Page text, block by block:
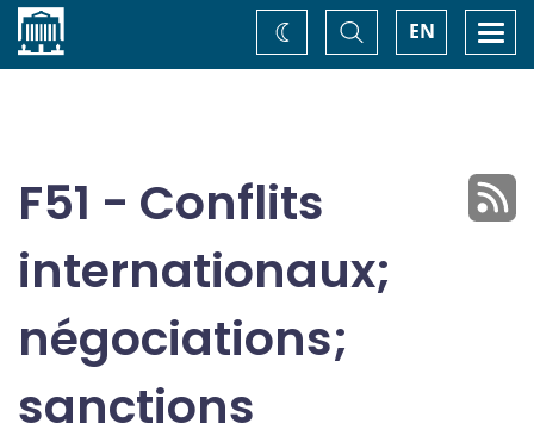
Accueil EN
Basculer
la
recherche
Changez
de
F51 - Conflits
internationaux;
négociations;
sanctions